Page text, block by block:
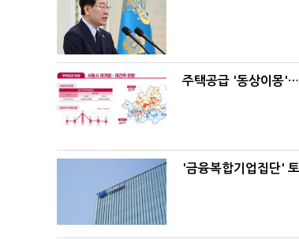
주택공급 '동상이몽'…
'금융복합기업집단'